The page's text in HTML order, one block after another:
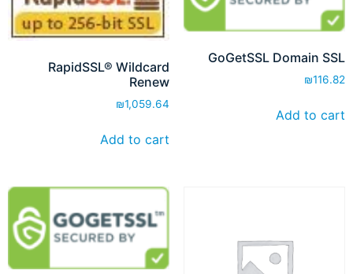
GoGetSSL Domain SSL
₪116.82
Add to cart
RapidSSL® Wildcard
Renew
₪1,059.64
Add to cart